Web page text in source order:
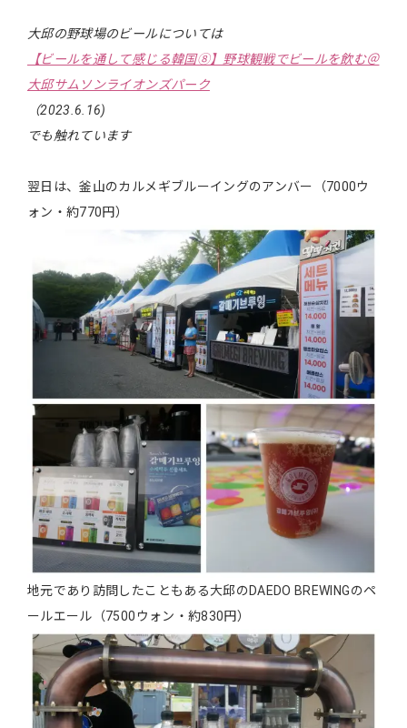
大邱の野球場のビールについては
【ビールを通して感じる韓国⑧】野球観戦でビールを飲む＠
大邱サムソンライオンズパーク
（2023.6.16)
でも触れています
翌日は、釜山のカルメギブルーイングのアンバー（7000ウ
ォン・約770円）
地元であり訪問したこともある大邱のDAEDO BREWINGのペ
ールエール（7500ウォン・約830円）